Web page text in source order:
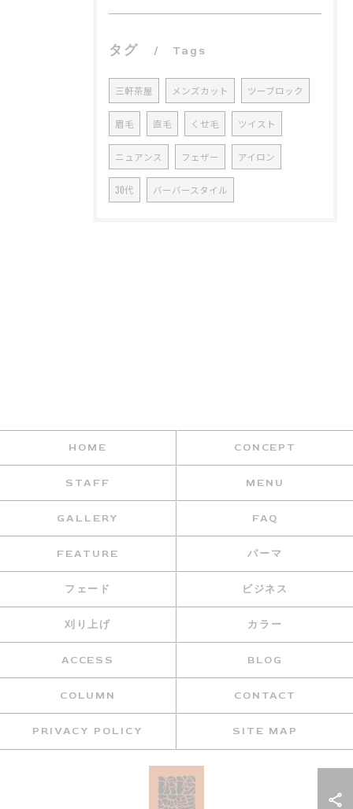
タグ Tags
三軒茶屋 メンズカット ツーブロック
眉毛 直毛 くせ毛 ツイスト
ニュアンス フェザー アイロン
30代 バーバースタイル
HOME CONCEPT
STAFF MENU
GALLERY FAQ
FEATURE パーマ
フェード ビジネス
刈り上げ カラー
ACCESS BLOG
COLUMN CONTACT
PRIVACY POLICY SITE MAP